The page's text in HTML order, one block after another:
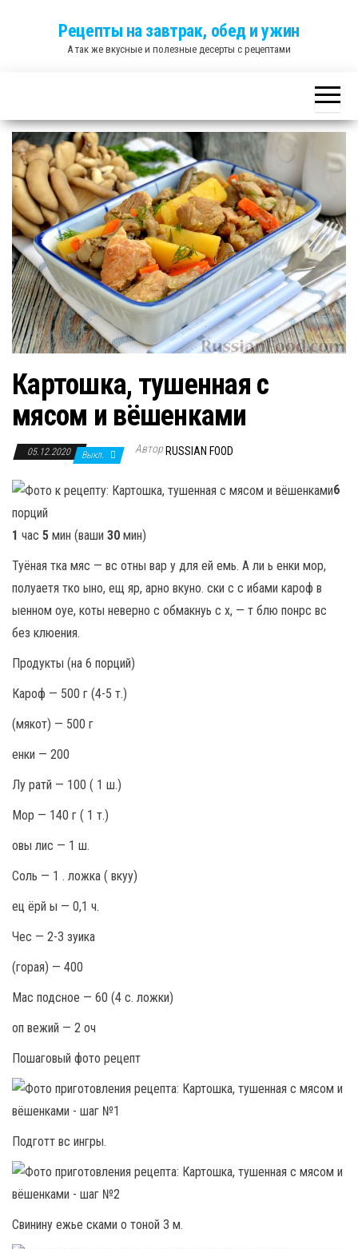
Рецепты на завтрак, обед и ужин
А так же вкусные и полезные десерты с рецептами
Картошка, тушенная с
мясом и вёшенками
05.12.2020 Выкл. Автор RUSSIAN FOOD
6
порций
1 час 5 мин (ваши 30 мин)
Туёная тка мяс — вс отны вар у для ей емь. А ли ь енки мор,
полуаетя тко ыно, ещ яр, арно вкуно. ски с с ибами кароф в
ыенном оуе, коты неверно с обмакнуь с х, — т блю понрс вс
без клюения.
Продукты (на 6 порций)
Кароф — 500 г (4-5 т.)
(мякот) — 500 г
енки — 200
Лу ратй — 100 ( 1 ш.)
Мор — 140 г ( 1 т.)
овы лис — 1 ш.
Соль — 1 . ложка ( вкуу)
ец ёрй ы — 0,1 ч.
Чес — 2-3 зуика
(горая) — 400
Мас подсное — 60 (4 с. ложки)
оп вежий — 2 оч
Пошаговый фото рецепт
Подготт вс ингры.
Свинину ежье сками о тоной 3 м.